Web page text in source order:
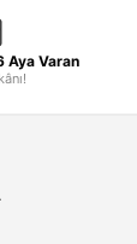
Aya Varan